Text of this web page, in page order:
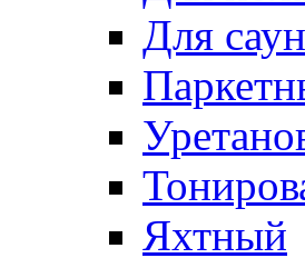
Для
Яхтный